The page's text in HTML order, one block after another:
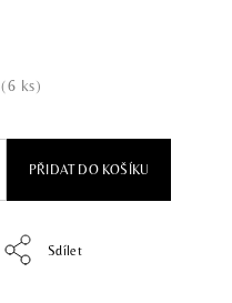
(6 ks)
PŘIDAT DO KOŠÍKU
Sdílet